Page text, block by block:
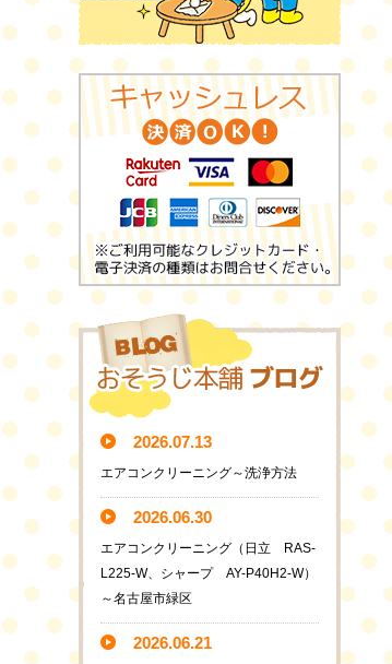
2026.07.13
エアコンクリーニング～洗浄方法
2026.06.30
エアコンクリーニング（日立 RAS-
L225-W、シャープ AY-P40H2-W）
～名古屋市緑区
2026.06.21